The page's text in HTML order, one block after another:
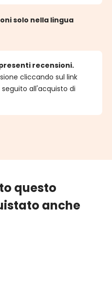
solo nella lingua
recensioni.
cliccando sul link
all'acquisto di
questo
anche